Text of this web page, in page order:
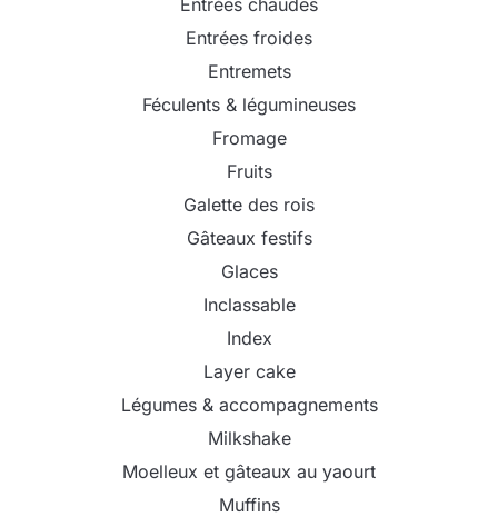
Entrées froides
Entremets
Féculents & légumineuses
Fromage
Fruits
Galette des rois
Gâteaux festifs
Glaces
Inclassable
Index
Layer cake
Légumes & accompagnements
Milkshake
Moelleux et gâteaux au yaourt
Muffins